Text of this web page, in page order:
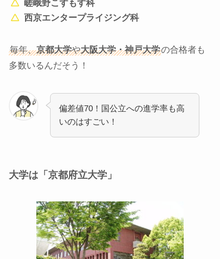
嵯峨野こすもす科
西京エンタープライジング科
毎年、京都大学や大阪大学・神戸大学の合格者も
多数いるんだそう！
偏差値70！国公立への進学率も高
いのはすごい！
大学は「京都府立大学」